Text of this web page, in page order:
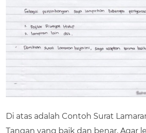
Di atas adalah Contoh Surat
Tangan yang baik dan benar. Agar